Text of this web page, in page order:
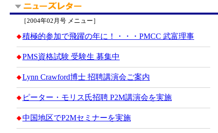
［2004年02月号 メニュー］
◆積極的参加で飛躍の年に！・・・PMCC 武富理事
◆PMS資格試験 受験生 募集中
◆Lynn Crawford博士 招聘講演会ご案内
◆ ピーター・モリス氏招聘 P2M講演会を実施
◆中国地区でP2Mセミナーを実施